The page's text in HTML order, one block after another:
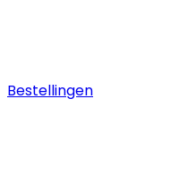
Bestellingen